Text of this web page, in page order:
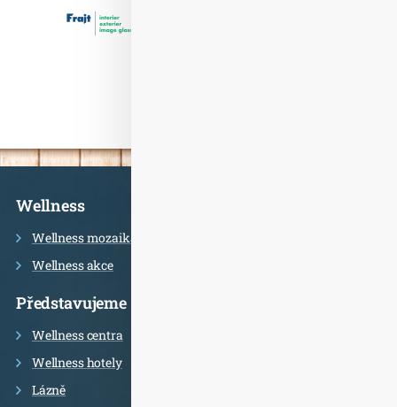
Informace
Wellness
Wellness mozaika
Wellness akce
Představujeme
Wellness centra
Wellness hotely
Lázně